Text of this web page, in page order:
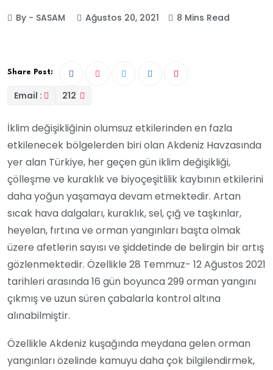
By - SASAM Ağustos 20, 2021 8 Mins Read
Share Post:
Email : 212
İklim değişikliğinin olumsuz etkilerinden en fazla
etkilenecek bölgelerden biri olan Akdeniz Havzasında
yer alan Türkiye, her geçen gün iklim değişikliği,
çölleşme ve kuraklık ve biyoçeşitlilik kaybının etkilerini
daha yoğun yaşamaya devam etmektedir. Artan
sıcak hava dalgaları, kuraklık, sel, çığ ve taşkınlar,
heyelan, fırtına ve orman yangınları başta olmak
üzere afetlerin sayısı ve şiddetinde de belirgin bir artış
gözlenmektedir. Özellikle 28 Temmuz- 12 Ağustos 2021
tarihleri arasında 16 gün boyunca 299 orman yangını
çıkmış ve uzun süren çabalarla kontrol altına
alınabilmiştir.
Özellikle Akdeniz kuşağında meydana gelen orman
yangınları özelinde kamuyu daha çok bilgilendirmek,